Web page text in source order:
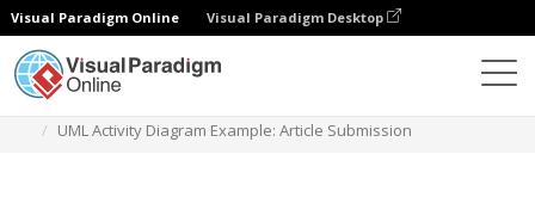
Visual Paradigm Online Visual Paradigm Desktop
UML Activity Diagram Example: Article Submission